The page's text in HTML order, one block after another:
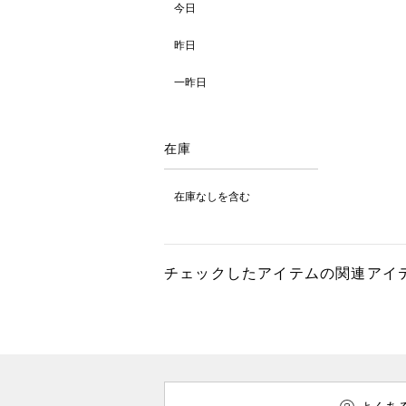
今日
昨日
一昨日
在庫
在庫なしを含む
チェックしたアイテムの関連アイ